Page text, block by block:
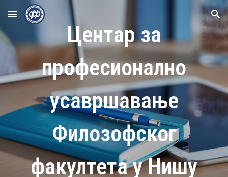
Skip to main content Skip to navigation
Центар за
професионално
усавршавање
Филозофског
факултета у Нишу